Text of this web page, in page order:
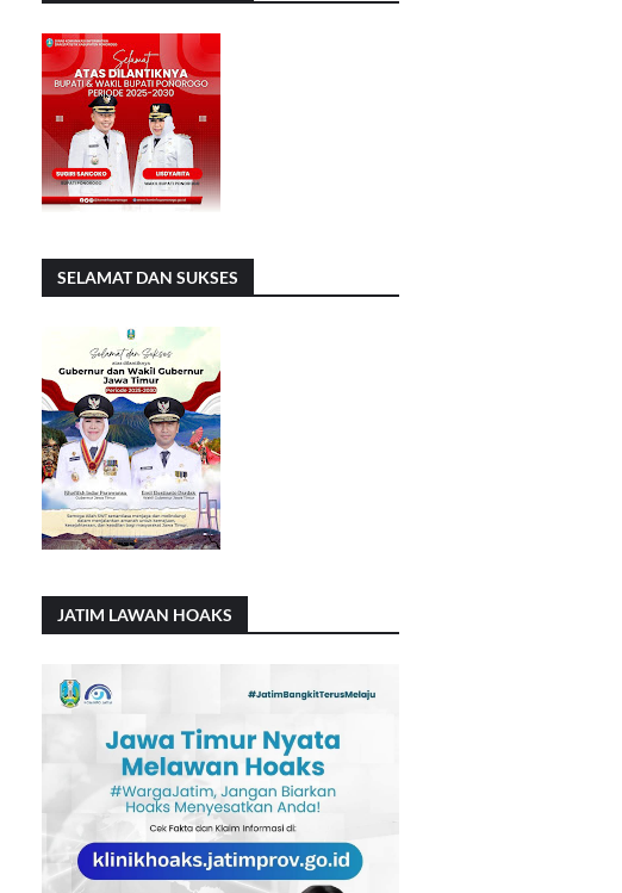
SELAMAT DAN SUKSES
JATIM LAWAN HOAKS